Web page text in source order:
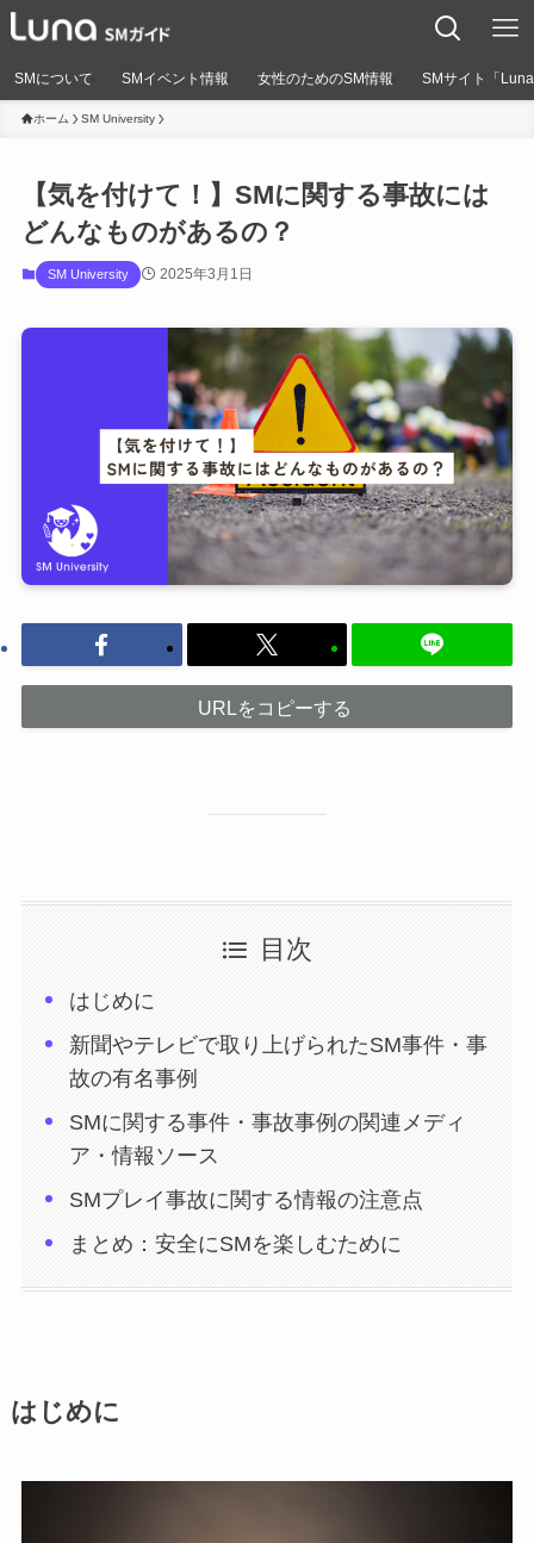
SMについて SMイベント情報 女性のためのSM情報 SMサイト「
ホーム SM University
【気を付けて！】SMに関する事故には
どんなものがあるの？
SM University 2025年3月1日
URLをコピーする
目次
はじめに
新聞やテレビで取り上げられたSM事件・事
故の有名事例
SMに関する事件・事故事例の関連メディ
ア・情報ソース
SMプレイ事故に関する情報の注意点
まとめ：安全にSMを楽しむために
はじめに